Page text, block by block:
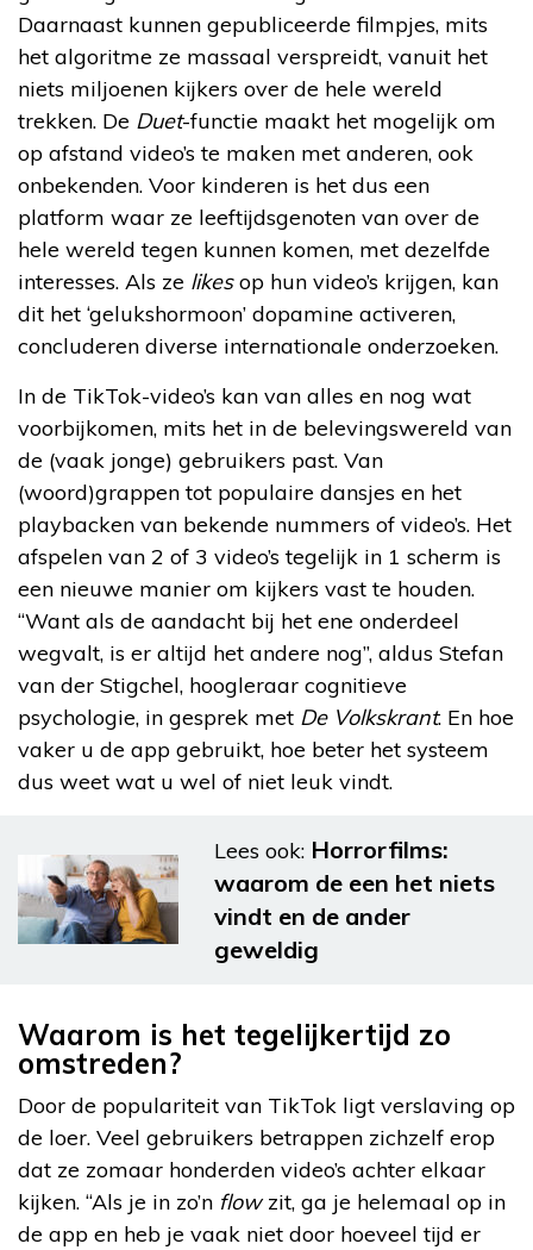
Daarnaast kunnen gepubliceerde filmpjes, mits
het algoritme ze massaal verspreidt, vanuit het
niets miljoenen kijkers over de hele wereld
trekken. De Duet-functie maakt het mogelijk om
op afstand video’s te maken met anderen, ook
onbekenden. Voor kinderen is het dus een
platform waar ze leeftijdsgenoten van over de
hele wereld tegen kunnen komen, met dezelfde
interesses. Als ze likesop hun video’s krijgen, kan
dit het ‘gelukshormoon’ dopamine activeren,
concluderen diverse internationale onderzoeken.
In de TikTok-video’s kan van alles en nog wat
voorbijkomen, mits het in de belevingswereld van
de (vaak jonge) gebruikers past. Van
(woord)grappen tot populaire dansjes en het
playbacken van bekende nummers of video’s. Het
afspelen van 2 of 3 video’s tegelijk in 1 scherm is
een nieuwe manier om kijkers vast te houden.
“Want als de aandacht bij het ene onderdeel
wegvalt, is er altijd het andere nog”, aldus Stefan
van der Stigchel, hoogleraar cognitieve
psychologie, in gesprek met De Volkskrant. En hoe
vaker u de app gebruikt, hoe beter het systeem
dus weet wat u wel of niet leuk vindt.
Lees ook: Horrorfilms:
waarom de een het niets
vindt en de ander
geweldig
Waarom is het tegelijkertijd zo
omstreden?
Door de populariteit van TikTok ligt verslaving op
de loer. Veel gebruikers betrappen zichzelf erop
dat ze zomaar honderden video’s achter elkaar
kijken. “Als je in zo’n flowzit, ga je helemaal op in
de app en heb je vaak niet door hoeveel tijd er